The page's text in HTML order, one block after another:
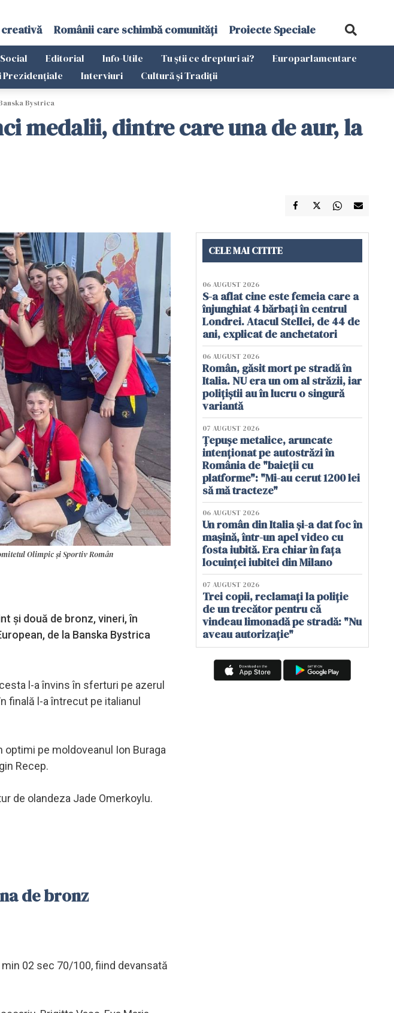
Românii care schimbă comunități Proiecte Speciale
Social Editorial Info-Utile Tu știi ce drepturi ai?
Europarlamentare
Prezidențiale Interviuri Cultură și Tradiții
Bystrica
medalii, dintre care una de aur, la
Olimpic și Sportiv Român
şi două de bronz, vineri, în
de la Banska Bystrica
l-a învins în sferturi pe azerul
finală l-a întrecut pe italianul
optimi pe moldoveanul Ion Buraga
Recep.
de olandeza Jade Omerkoylu.
de bronz
02 sec 70/100, fiind devansată
CELE MAI CITITE
06 AUGUST 2026
S-a aflat cine este femeia care a
înjunghiat 4 bărbați în centrul
Londrei. Atacul Stellei, de 44 de
ani, explicat de anchetatori
06 AUGUST 2026
Român, găsit mort pe stradă în
Italia. NU era un om al străzii, iar
polițiștii au în lucru o singură
variantă
07 AUGUST 2026
Țepușe metalice, aruncate
intenționat pe autostrăzi în
România de "baieții cu
platforme": "Mi-au cerut 1200 lei
să mă tracteze"
06 AUGUST 2026
Un român din Italia și-a dat foc în
mașină, într-un apel video cu
fosta iubită. Era chiar în fața
locuinței iubitei din Milano
07 AUGUST 2026
Trei copii, reclamați la poliție
de un trecător pentru că
vindeau limonadă pe stradă: "Nu
aveau autorizație"